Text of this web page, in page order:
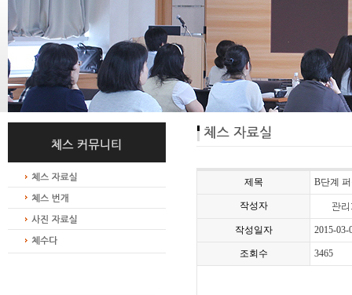
제목 B단계
작성자
작성일자 2015-03-
조회수 3465